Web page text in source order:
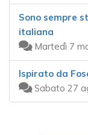
Sono sempre
italiana
Martedì 7
Ispirato da
Sabato 27